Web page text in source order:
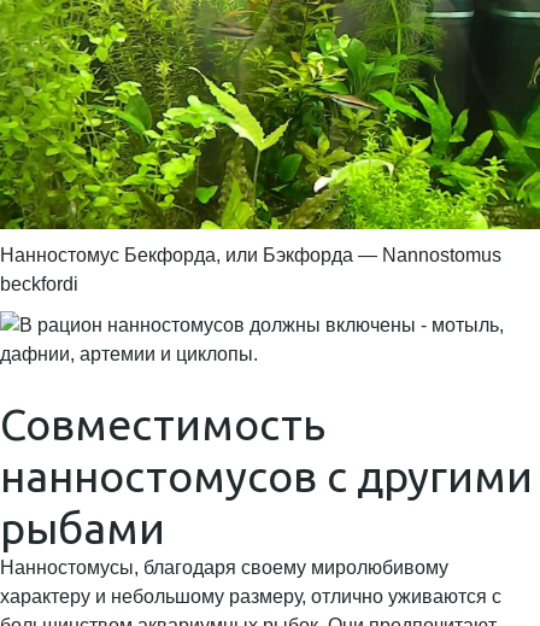
Нанностомус Бекфорда, или Бэкфорда — Nannostomus
beckfordi
Совместимость
нанностомусов с другими
рыбами
Нанностомусы, благодаря своему миролюбивому
характеру и небольшому размеру, отлично уживаются с